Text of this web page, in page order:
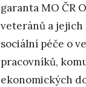
garanta MO ČR
veteránů a jejich
sociální péče o
pracovníků,
ekonomických